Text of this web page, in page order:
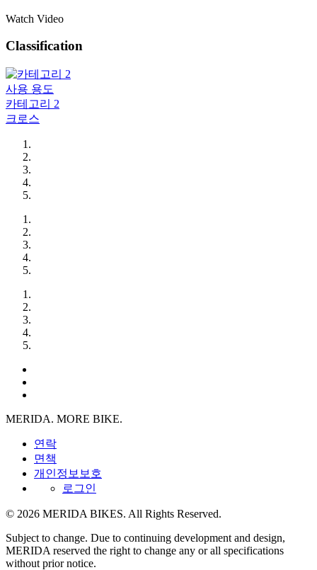
Watch Video
Classification
사용 용도
카테고리 2
크로스
MERIDA. MORE BIKE.
연락
면책
개인정보보호
로그인
© 2026 MERIDA BIKES. All Rights Reserved.
Subject to change. Due to continuing development and design,
MERIDA reserved the right to change any or all specifications
without prior notice.